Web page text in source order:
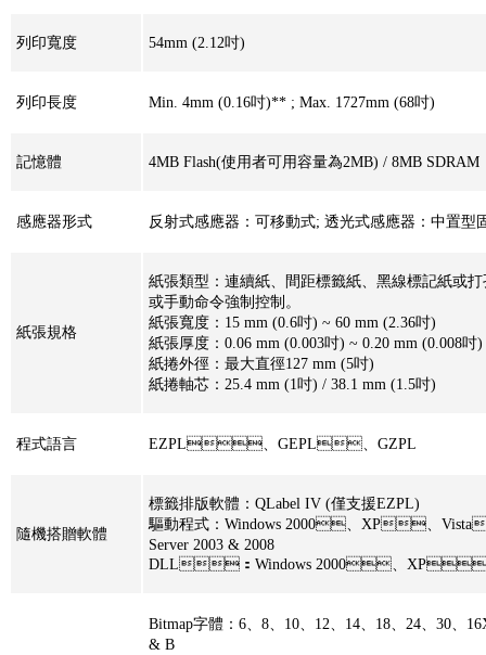
列印寬度 54mm (2.12吋)
列印長度 Min. 4mm (0.16吋)** ; Max. 1727mm (68吋)
記憶體 4MB Flash(使用者可用容量為2MB) / 8MB SDRAM
感應器形式 反射式感應器：可移動式; 透光式感應器：中置型
紙張規格
紙張類型：連續紙、間距標籤紙、黑線標記紙或
或手動命令強制控制。
紙張寬度：15 mm (0.6吋) ~ 60 mm (2.36吋)
紙張厚度：0.06 mm (0.003吋) ~ 0.20 mm (0.008吋)
紙捲外徑：最大直徑127 mm (5吋)
紙捲軸芯：25.4 mm (1吋) / 38.1 mm (1.5吋)
程式語言 EZPL、GEPL、GZPL
隨機搭贈軟體
標籤排版軟體：QLabel IV (僅支援EZPL)
驅動程式：Windows 2000、XP、
Server 2003 & 2008
DLL：Windows 2000、XP
Bitmap字體：6、8、10、12、14、18、
& B